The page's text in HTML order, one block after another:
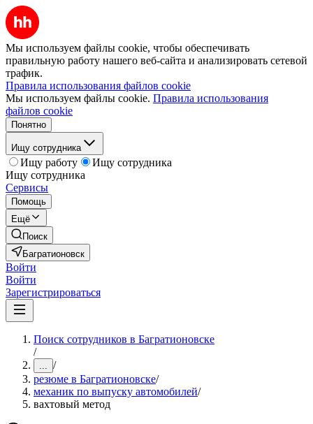
Мы используем файлы cookie, чтобы обеспечивать
правильную работу нашего веб-сайта и анализировать сетевой
трафик.
Правила использования файлов cookie
Мы используем файлы cookie. Правила использования
файлов cookie
Понятно
Ищу сотрудника
Ищу работу
Ищу сотрудника
Ищу сотрудника
Сервисы
Помощь
Ещё
Поиск
Багратионовск
Войти
Войти
Зарегистрироваться
Поиск сотрудников в Багратионовске
/
... /
резюме в Багратионовске/
механик по выпуску автомобилей/
вахтовый метод